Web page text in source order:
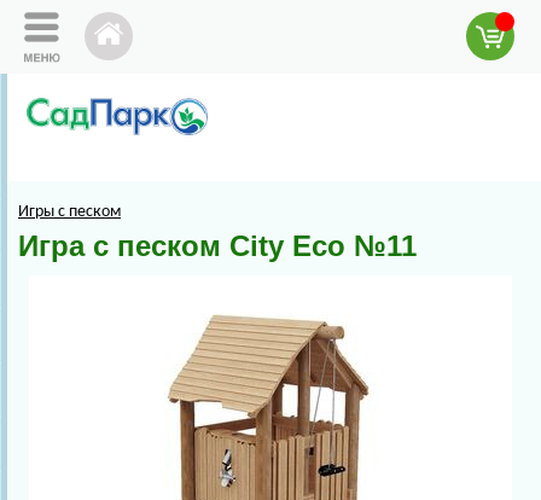
Игры с песком
Игра с песком City Eco №11